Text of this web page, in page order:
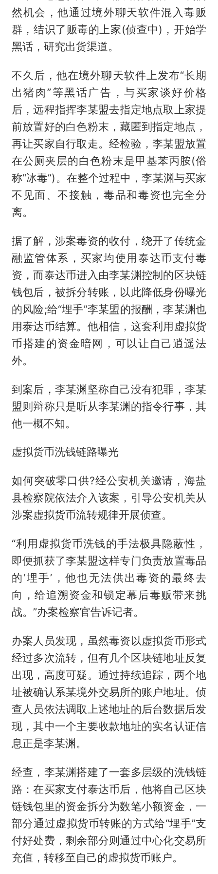
然机会，他通过境外聊天软件混入毒贩
群，结识了贩毒的上家(侦查中)，开始学
黑话，研究出货渠道。
不久后，他在境外聊天软件上发布“长期
出猪肉”等黑话广告，与买家谈好价格
后，远程指挥李某盟去指定地点取上家提
前放置好的白色粉末，藏匿到指定地点，
再让买家自行取走。经检验，李某盟放置
在公厕夹层的白色粉末是甲基苯丙胺(俗
称“冰毒”)。在整个过程中，李某渊与买家
不见面、不接触，毒品和毒资也完全分
离。
据了解，涉案毒资的收付，绕开了传统金
融监管体系，买家均使用泰达币支付毒
资，而泰达币进入由李某渊控制的区块链
钱包后，被拆分转账，以此降低身份曝光
的风险;给“埋手”李某盟的报酬，李某渊也
用泰达币结算。他相信，这套利用虚拟货
币搭建的资金暗网，可以让自己逍遥法
外。
到案后，李某渊坚称自己没有犯罪，李某
盟则辩称只是听从李某渊的指令行事，其
他一概不知。
虚拟货币洗钱链路曝光
如何突破零口供?经公安机关邀请，海盐
县检察院依法介入该案，引导公安机关从
涉案虚拟货币流转规律开展侦查。
“利用虚拟货币洗钱的手法极具隐蔽性，
即便抓获了李某盟这样专门负责放置毒品
的‘埋手’，他也无法供出毒资的最终去
向，给追溯资金和锁定幕后毒贩带来挑
战。”办案检察官告诉记者。
办案人员发现，虽然毒资以虚拟货币形式
经过多次流转，但有几个区块链地址反复
出现，高度可疑。通过持续追踪，两个地
址被确认系某境外交易所的账户地址。侦
查人员依法调取上述地址的后台数据后发
现，其中一个主要收款地址的实名认证信
息正是李某渊。
经查，李某渊搭建了一套多层级的洗钱链
路：在买家支付泰达币后，他将自己区块
链钱包里的资金拆分为数笔小额资金，一
部分通过虚拟货币转账的方式给“埋手”支
付好处费，剩余部分则通过中心化交易所
充值，转移至自己的虚拟货币账户。